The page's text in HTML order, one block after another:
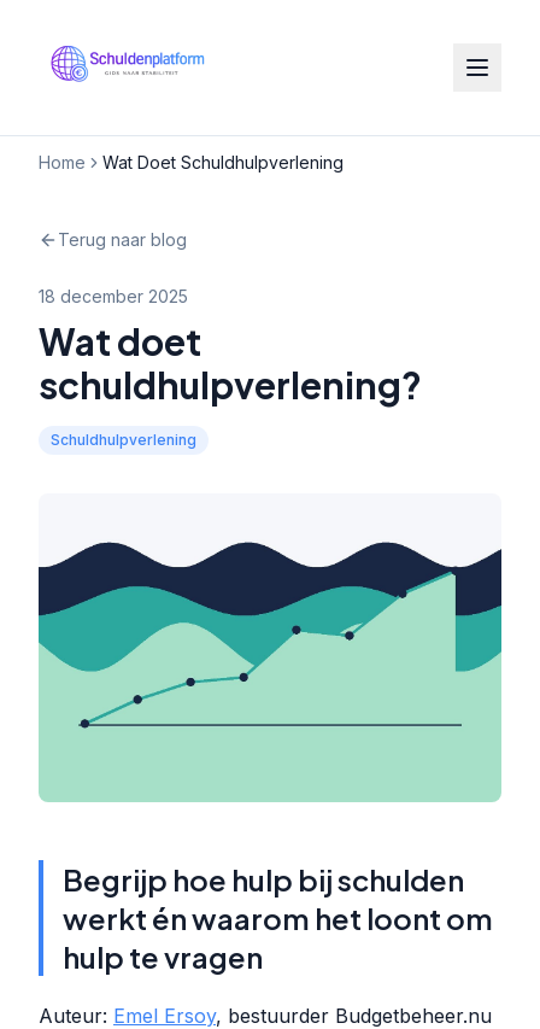
Home Wat Doet Schuldhulpverlening
Terug naar blog
18 december 2025
Wat doet
schuldhulpverlening?
Schuldhulpverlening
Begrijp hoe hulp bij schulden
werkt én waarom het loont om
hulp te vragen
Auteur: Emel Ersoy, bestuurder Budgetbeheer.nu